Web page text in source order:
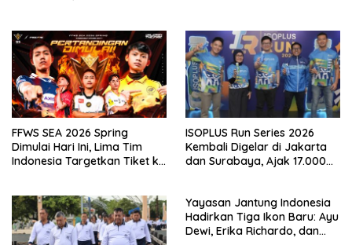
FFWS SEA 2026 Spring
Dimulai Hari Ini, Lima Tim
Indonesia Targetkan Tiket ke
ISOPLUS Run Series 2026
Kembali Digelar di Jakarta
dan Surabaya, Ajak 17.000
Yayasan Jantung Indonesia
Hadirkan Tiga Ikon Baru: Ayu
Dewi, Erika Richardo, dan